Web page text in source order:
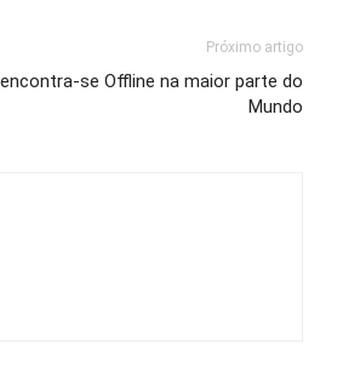
Próximo artigo
se Offline na maior parte do
Mundo